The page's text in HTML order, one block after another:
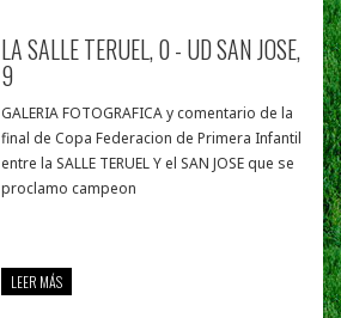
LA SALLE TERUEL, 0 - UD SAN JOSE,
9
GALERIA FOTOGRAFICA y comentario de la
final de Copa Federacion de Primera Infantil
entre la SALLE TERUEL Y el SAN JOSE que se
proclamo campeon
LEER MÁS